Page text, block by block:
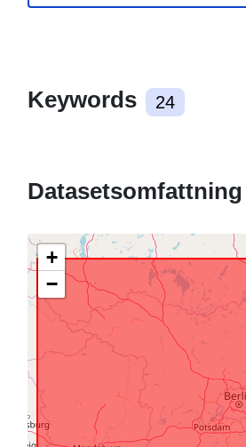
Keywords 24
Datasetsomfattning
+
−